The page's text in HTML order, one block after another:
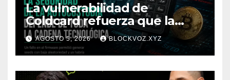
La vulnerabilidad de
Coldcard refuerza que la
seguridad de la autocustodia
depende de toda la cadena
tecnológica, afirma CoinEx
Research
AGOSTO 5, 2026 BLOCKVOZ.XYZ